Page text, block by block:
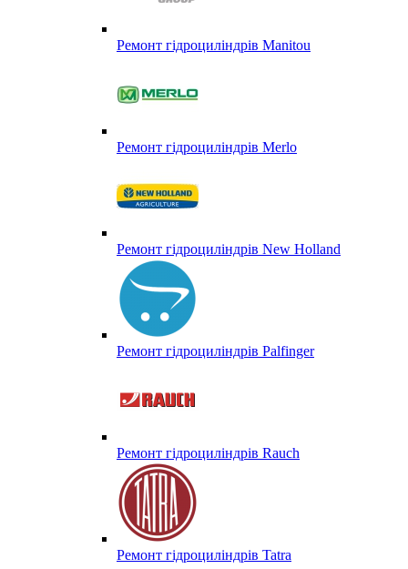
Ремонт гідроциліндрів Manitou
Ремонт гідроциліндрів Merlo
Ремонт гідроциліндрів New Holland
Ремонт гідроциліндрів Palfinger
Ремонт гідроциліндрів Rauch
Ремонт гідроциліндрів Tatra